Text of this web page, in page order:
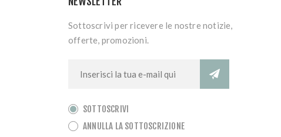
Sottoscrivi per ricevere le nostre notizie,
offerte, promozioni.
SOTTOSCRIVI
ANNULLA LA SOTTOSCRIZIONE